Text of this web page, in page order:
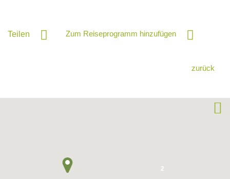
Teilen Zum Reiseprogramm hinzufügen
zurück
2